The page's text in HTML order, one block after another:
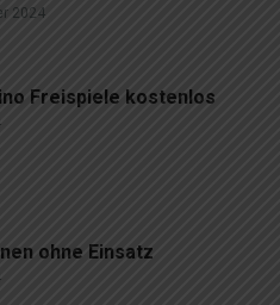
2024
Freispiele kostenlos
ohne Einsatz